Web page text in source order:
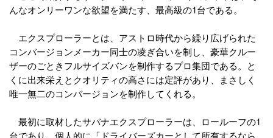
んなオンリーワンな欲望を満たす、最高級の1台である。
エクスプローラーとは、アストロ時代から繰り広げられた
コンバージョンメーカー同士の凌ぎ合いを制し、豪華クルー
ザーのごときフルサイズバンを制作するプロ集団である。と
くに出来栄えとクオリティの高さには定評があり、まさしく
唯一無二のコンバージョンを制作してくれる。
最初に取材したサバナエクスプローラーは、ロールーフの1
台であり、個人的に「ドライバーズカーとして所有するなら